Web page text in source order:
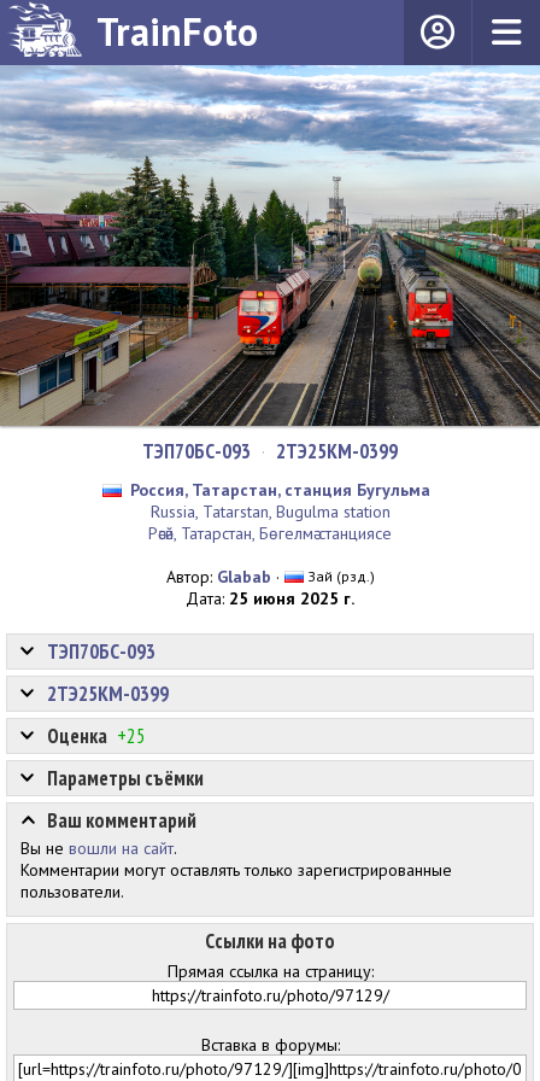
TrainFoto
ТЭП70БС-093 · 2ТЭ25КМ-0399
Россия, Татарстан, станция Бугульма
Russia, Tatarstan, Bugulma station
Рәсәй, Татарстан, Бөгелмә станциясе
Автор: Glabab · Зай (рзд.)
Дата: 25 июня 2025 г.
Оценка +25
Ссылки на фото
Прямая ссылка на страницу:
Вставка в форумы:
ТЭП70БС-093
2ТЭ25КМ-0399
Параметры съёмки
Ваш комментарий
Вы не вошли на сайт.
Комментарии могут оставлять только зарегистрированные
пользователи.